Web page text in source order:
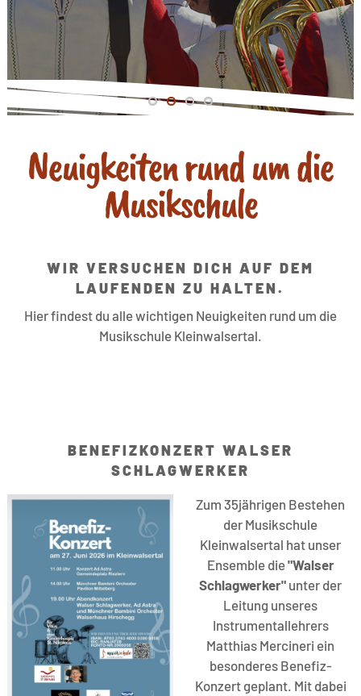
Neuigkeiten rund um die
Musikschule
WIR VERSUCHEN DICH AUF DEM
LAUFENDEN ZU HALTEN.
Hier findest du alle wichtigen Neuigkeiten rund um die
Musikschule Kleinwalsertal.
BENEFIZKONZERT WALSER
SCHLAGWERKER
Zum 35jährigen Bestehen
der Musikschule
Kleinwalsertal hat unser
Ensemble die"Walser
Schlagwerker" unter der
Leitung unseres
Instrumentallehrers
Matthias Mercineri ein
besonderes Benefiz-
Konzert geplant. Mit dabei